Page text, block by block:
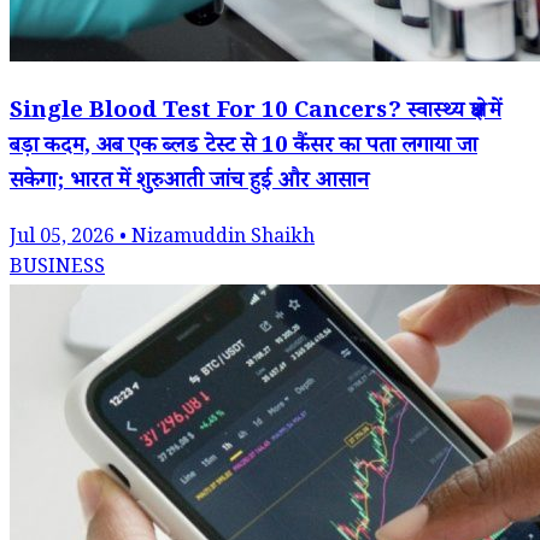
Single Blood Test For 10 Cancers? स्वास्थ्य क्षेत्र में
बड़ा कदम, अब एक ब्लड टेस्ट से 10 कैंसर का पता लगाया जा
सकेगा; भारत में शुरुआती जांच हुई और आसान
Jul 05, 2026 • Nizamuddin Shaikh
BUSINESS